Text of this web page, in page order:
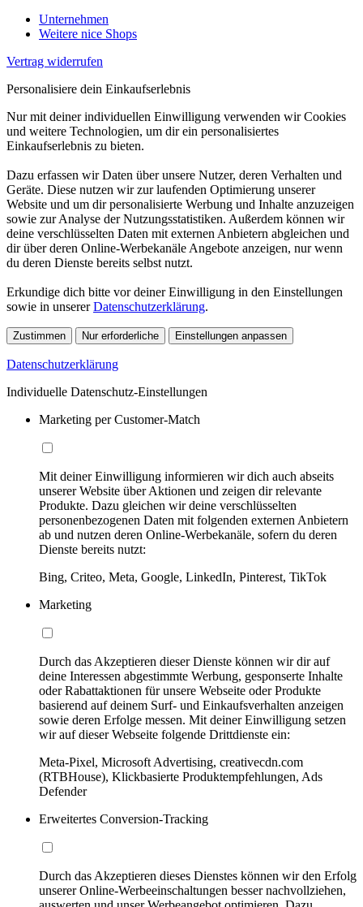
Unternehmen
Weitere nice Shops
Vertrag widerrufen
Personalisiere dein Einkaufserlebnis
Nur mit deiner individuellen Einwilligung verwenden wir Cookies
und weitere Technologien, um dir ein personalisiertes
Einkaufserlebnis zu bieten.
Dazu erfassen wir Daten über unsere Nutzer, deren Verhalten und
Geräte. Diese nutzen wir zur laufenden Optimierung unserer
Website und um dir personalisierte Werbung und Inhalte anzuzeigen
sowie zur Analyse der Nutzungsstatistiken. Außerdem können wir
deine verschlüsselten Daten mit externen Anbietern abgleichen und
dir über deren Online-Werbekanäle Angebote anzeigen, nur wenn
du deren Dienste bereits selbst nutzt.
Erkundige dich bitte vor deiner Einwilligung in den Einstellungen
sowie in unsererDatenschutzerklärung.
Zustimmen Nur erforderliche Einstellungen anpassen
Datenschutzerklärung
Individuelle Datenschutz-Einstellungen
Marketing per Customer-Match
Mit deiner Einwilligung informieren wir dich auch abseits
unserer Website über Aktionen und zeigen dir relevante
Produkte. Dazu gleichen wir deine verschlüsselten
personenbezogenen Daten mit folgenden externen Anbietern
ab und nutzen deren Online-Werbekanäle, sofern du deren
Dienste bereits nutzt:
Bing, Criteo, Meta, Google, LinkedIn, Pinterest, TikTok
Marketing
Durch das Akzeptieren dieser Dienste können wir dir auf
deine Interessen abgestimmte Werbung, gesponserte Inhalte
oder Rabattaktionen für unsere Webseite oder Produkte
basierend auf deinem Surf- und Einkaufsverhalten anzeigen
sowie deren Erfolge messen. Mit deiner Einwilligung setzen
wir auf dieser Webseite folgende Drittdienste ein:
Meta-Pixel, Microsoft Advertising, creativecdn.com
(RTBHouse), Klickbasierte Produktempfehlungen, Ads
Defender
Erweitertes Conversion-Tracking
Durch das Akzeptieren dieses Dienstes können wir den Erfolg
unserer Online-Werbeeinschaltungen besser nachvollziehen,